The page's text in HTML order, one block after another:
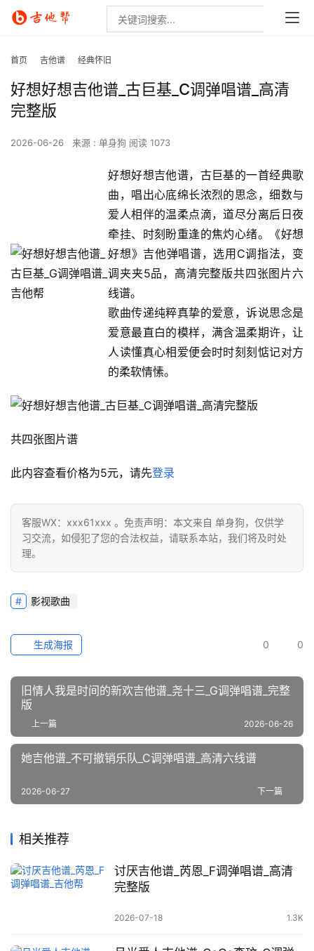
首页 吉他谱 经典怀旧
好想好想吉他谱_古巨基_C调弹唱谱_高清
完整版
2026-06-26 来源 : 单身狗 阅读 1073
好想好想吉他谱，古巨基的一首经典歌
曲，唱出心底绵长浓烈的思念，细数与
爱人相伴的温柔点滴，道尽分离后日夜
牵挂、时刻盼重逢的焦灼心绪。《好想
好想》吉他弹唱谱，选用C调指法，变
调夹夹5品，高清完整版共四张图片六
线谱。
歌曲传递纯粹真挚的爱意，诉说思念是
爱意最直白的模样，满含温柔期许，让
人读懂真心相爱便会时时刻刻惦记对方
的柔软情愫。
共四张图片谱
此内容查看价格为5元，请先登录
客服WX：xxx61xxx 。免责声明：本文来自 单身狗，仅供学
习交流，如侵犯了您的合法权益，请联系本站，我们将及时处
理。
影视歌曲
0 0
生成海报
旧情人我是时间的新欢吉他谱_尧十三_G调弹唱谱_完整
版
上一篇 2026-06-26
她吉他谱_不可撤销乐队_C调弹唱谱_高清六线谱
下一篇
2026-06-27
相关推荐
讨厌吉他谱_芮恩_F调弹唱谱_高清
完整版
2026-07-18 1.3K